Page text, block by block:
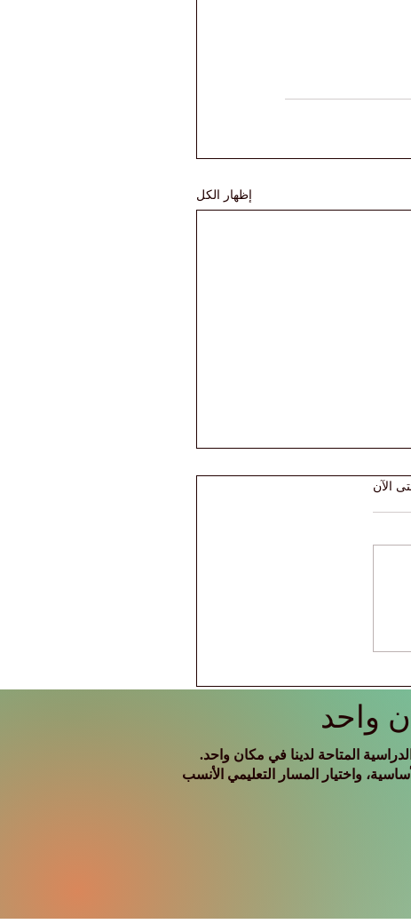
إظهار الكل
الآن
واحد
المتاحة لدينا في مكان واحد.
واختيار المسار التعليمي الأنسب